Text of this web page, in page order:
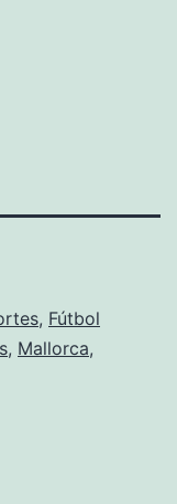
, Fútbol
, Mallorca,